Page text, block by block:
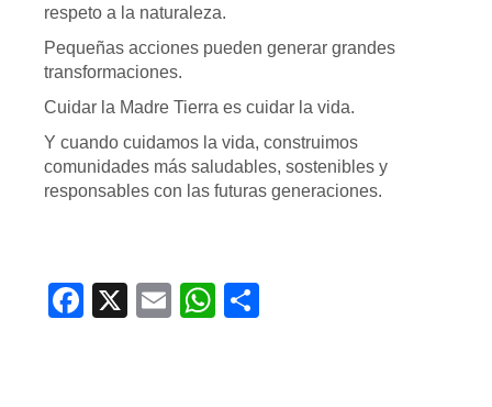
respeto a la naturaleza.
Pequeñas acciones pueden generar grandes
transformaciones.
Cuidar la Madre Tierra es cuidar la vida.
Y cuando cuidamos la vida, construimos
comunidades más saludables, sostenibles y
responsables con las futuras generaciones.
Facebook
X EmailWhatsApp